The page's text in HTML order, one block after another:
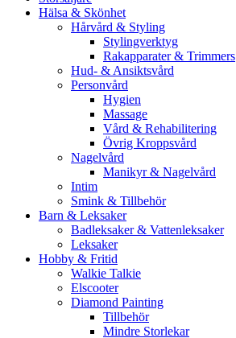
Hälsa & Skönhet
Hårvård & Styling
Stylingverktyg
Rakapparater & Trimmers
Hud- & Ansiktsvård
Personvård
Hygien
Massage
Vård & Rehabilitering
Övrig Kroppsvård
Nagelvård
Manikyr & Nagelvård
Intim
Smink & Tillbehör
Barn & Leksaker
Badleksaker & Vattenleksaker
Leksaker
Hobby & Fritid
Walkie Talkie
Elscooter
Diamond Painting
Tillbehör
Mindre Storlekar